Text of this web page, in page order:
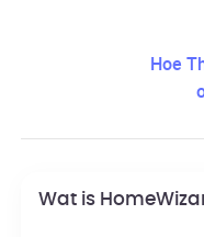
Hoe
Wat is